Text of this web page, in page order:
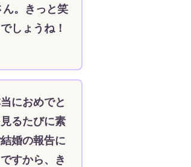
。きっと笑
しょうね！
におめでと
るたびに素
婚の報告に
すから、き